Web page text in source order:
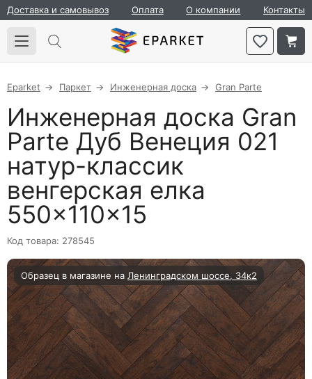
Доставка и самовывоз Оплата О компании Контакты
Eparket Паркет Инженерная доска Gran Parte
Инженерная доска Gran
Parte Дуб Венеция 021
натур-классик
венгерская елка
550×110×15
Код товара: 278545
Образец в магазине на Ленинградском шоссе, 34к2